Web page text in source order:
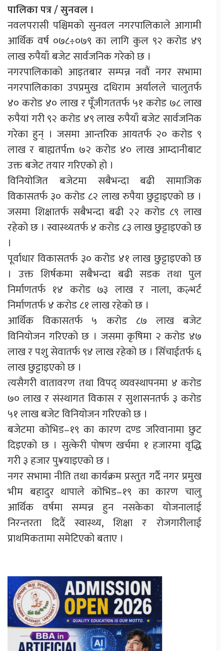
पालिका पत्र / सुनवल ।
नवलपरासी पश्चिमको सुनवल नगरपालिकाले आगामी
आर्थिक वर्ष ०७८÷०७९ का लागि कुल ९२ करोड ४९
लाख रुपैयाँ बजेट सार्वजनिक गरेको छ ।
नगरपालिकाको आइतबार सम्पन्न नवौं नगर सभामा
नगरपालिकाका उपप्रमुख दधिराम अर्यालले चालुतर्फ
४० करोड ४० लाख र पूँजीगततर्फ ५१ करोड ७८ लाख
रुपैयां गरी ९२ करोड ४९ लाख रुपैयाँ बजेट सार्वजनिक
गरेका हुन् । जसमा आन्तरिक आयतर्फ २० करोड ९
लाख र बाह्यतर्पm ७२ करोड ४० लाख आम्दानीबाट
उक्त बजेट तयार गरिएको हो ।
विनियोजित बजेटमा सबैभन्दा बढी सामाजिक
विकासतर्फ ३० करोड ८२ लाख रुपैया छुट्टाइएको छ ।
जसमा शिक्षातर्फ सबैभन्दा बढी २२ करोड ८९ लाख
रहेको छ । स्वास्थ्यतर्फ ४ करोड ८३ लाख छुट्टाइएको छ
।
पूर्वाधार विकासतर्फ ३० करोड ४१ लाख छुट्टाइएको छ
। उक्त शिर्षकमा सबैभन्दा बढी सडक तथा पुल
निर्माणतर्फ १४ करोड ७३ लाख र नाला, कल्भर्ट
निर्माणतर्फ ४ करोड ८१ लाख रहेको छ ।
आर्थिक विकासतर्फ ५ करोड ८७ लाख बजेट
विनियोजन गरिएको छ । जसमा कृषिमा २ करोड ४७
लाख र पशु सेवातर्फ ९४ लाख रहेको छ । सिँचाईतर्फ ६
लाख छुट्टाइएको छ ।
त्यसैगरी वातावरण तथा विपद् व्यवस्थापनमा ४ करोड
७० लाख र संस्थागत विकास र सुशासनतर्फ ३ करोड
५१ लाख बजेट विनियोजन गरिएको छ ।
बजेटमा कोभिड–१९ का कारण दण्ड जरिवानामा छुट
दिइएको छ । सुत्केरी पोषण खर्चमा १ हजारमा वृद्धि
गरी ३ हजार पु¥याइएको छ ।
नगर सभामा नीति तथा कार्यक्रम प्रस्तुत गर्दै नगर प्रमुख
भीम बहादुर थापाले कोभिड–१९ का कारण चालु
आर्थिक वर्षमा सम्पन्न हुन नसकेका योजनालाई
निरन्तरता दिदैं स्वास्थ्य, शिक्षा र रोजगारीलाई
प्राथमिकतामा समेटिएको बताए ।